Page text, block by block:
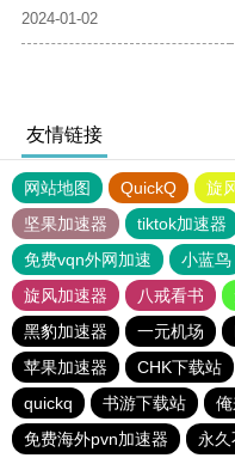
2024-01-02
友情链接
网站地图 QuickQ 旋
坚果加速器
tiktok加速器
免费vqn外网加速
小蓝鸟
旋风加速器
八戒看书
黑豹加速器
一元机场
苹果加速器
CHK下载站
quickq
书游下载站
免费海外pvn加速器
永